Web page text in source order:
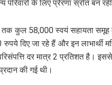
के लिए प्रेरणा स्रोत बन
तक कुल 58,000 स्वयं सहायता समूह
दिए जा रहे हैं और इन लाभार्थी
दर मात्र 2 प्रतिशत है।
की गई थी।